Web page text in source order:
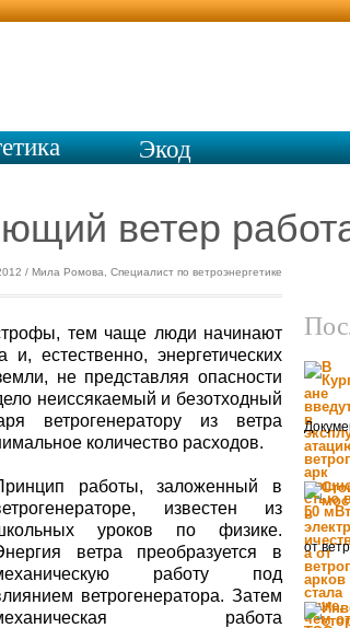
Экод
ветер
/ Мила Ромова, Специалист по ветроэнергетике
тем чаще люди начинают
естественно, энергетических
не представляя опасности
неиссякаемый и безотходный
ветрогенератору из ветра
количество расходов.
работы, заложенный в
известен из
уроков по физике.
ветра преобразуется в
работу под
ветрогенератора. Затем
работа
от